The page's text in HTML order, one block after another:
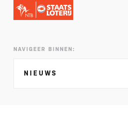
NAVIGEER BINNEN:
NIEUWS